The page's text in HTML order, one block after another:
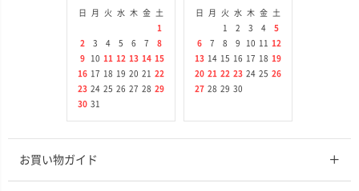
日 月 火 水 木 金
土
1
2
3 4 5 6 7
8
9
10 11 12 13 14 15
16 17 18 19 20 21
22
23 24 25 26 27 28 29
30 31
日 月 火 水 木 金
土
1
2 3 4
5
6
7 8 9 10 11
12
13 14 15 16 17 18 19
20 21 22 23 24 25 26
27 28 29 30
お買い物ガイド